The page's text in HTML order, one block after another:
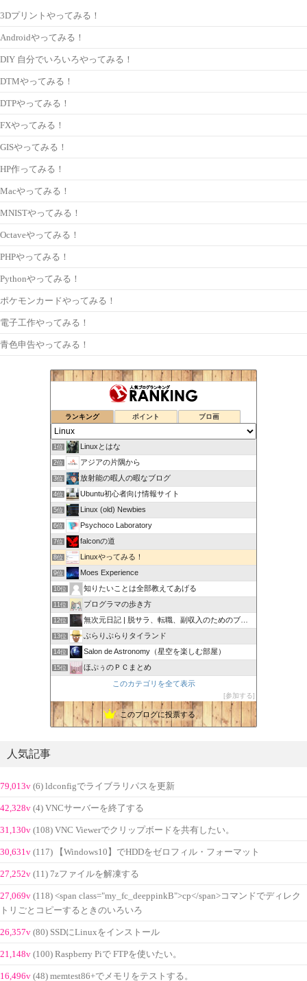
3Dプリントやってみる！
Androidやってみる！
DIY 自分でいろいろやってみる！
DTMやってみる！
DTPやってみる！
FXやってみる！
GISやってみる！
HP作ってみる！
Macやってみる！
MNISTやってみる！
Octaveやってみる！
PHPやってみる！
Pythonやってみる！
ポケモンカードやってみる！
電子工作やってみる！
青色申告やってみる！
ランキング ポイント ブロ画
1位 Linuxとはな
2位 アジアの片隅から
3位 放射能の暇人の暇なブログ
4位 Ubuntu初心者向け情報サイト
5位 Linux (old) Newbies
6位 Psychoco Laboratory
7位 falconの道
8位 Linuxやってみる！
9位 Moes Experience
10位 知りたいことは全部教えてあげる
11位 プログラマの歩き方
12位 無次元日記 | 脱サラ、転職、副収入のためのブログ
13位 ぶらりぶらりタイランド
14位 Salon de Astronomy（星空を楽しむ部屋）
15位 ほぷぅのＰＣまとめ
このカテゴリを全て表示
参加する
このブログに投票する
人気記事
79,013v (6) ldconfigでライブラリパスを更新
42,328v (4) VNCサーバーを終了する
31,130v (108) VNC Viewerでクリップボードを共有したい。
30,631v (117) 【Windows10】でHDDをゼロフィル・フォーマット
27,252v (11) 7zファイルを解凍する
27,069v (118) <span class="my_fc_deeppinkB">cp</span>コマンドでディレク
トリごとコピーするときのいろいろ
26,357v (80) SSDにLinuxをインストール
21,148v (100) Raspberry Piで FTPを使いたい。
16,496v (48) memtest86+でメモリをテストする。